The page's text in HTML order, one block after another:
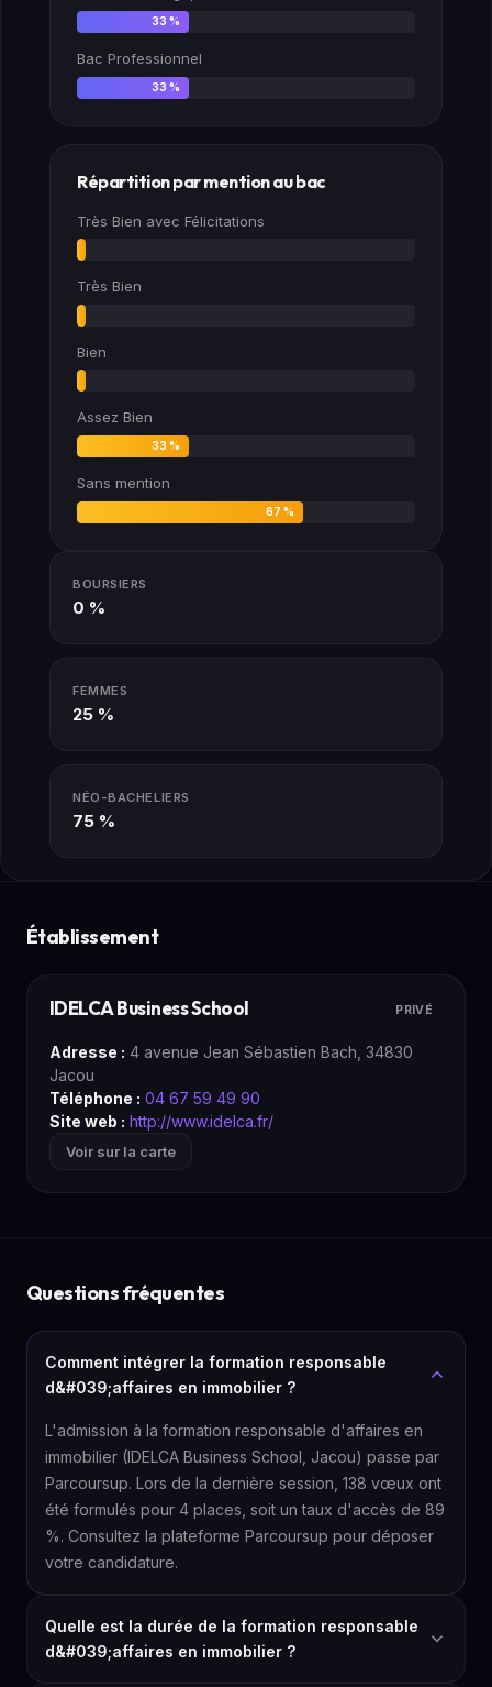
33 %
Bac Professionnel
33 %
Répartition par mention au bac
Très Bien avec Félicitations
Très Bien
Bien
Assez Bien
33 %
Sans mention
67 %
BOURSIERS
0 %
FEMMES
25 %
NÉO-BACHELIERS
75 %
Établissement
IDELCA Business School PRIVÉ
Adresse : 4 avenue Jean Sébastien Bach, 34830
Jacou
Téléphone : 04 67 59 49 90
Site web : http://www.idelca.fr/
Voir sur la carte
Questions fréquentes
Comment intégrer la formation responsable
d&#039;affaires en immobilier ?
L'admission à la formation responsable d'affaires en
immobilier (IDELCA Business School, Jacou) passe par
Parcoursup. Lors de la dernière session, 138 vœux ont
été formulés pour 4 places, soit un taux d'accès de 89
%. Consultez la plateforme Parcoursup pour déposer
votre candidature.
Quelle est la durée de la formation responsable
d&#039;affaires en immobilier ?